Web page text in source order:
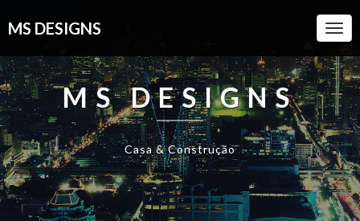
MS DESIGNS
MS DESIGNS
Casa & Construção